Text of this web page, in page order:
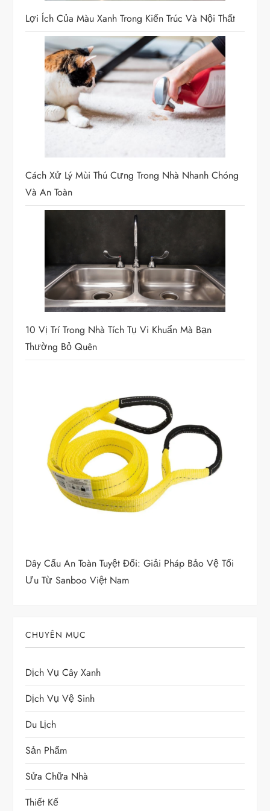
Lợi Ích Của Màu Xanh Trong Kiến Trúc Và Nội Thất
Cách Xử Lý Mùi Thú Cưng Trong Nhà Nhanh Chóng
Và An Toàn
10 Vị Trí Trong Nhà Tích Tụ Vi Khuẩn Mà Bạn
Thường Bỏ Quên
Dây Cẩu An Toàn Tuyệt Đối: Giải Pháp Bảo Vệ Tối
Ưu Từ Sanboo Việt Nam
CHUYÊN MỤC
Dịch Vụ Cây Xanh
Dịch Vụ Vệ Sinh
Du Lịch
Sản Phẩm
Sửa Chữa Nhà
Thiết Kế